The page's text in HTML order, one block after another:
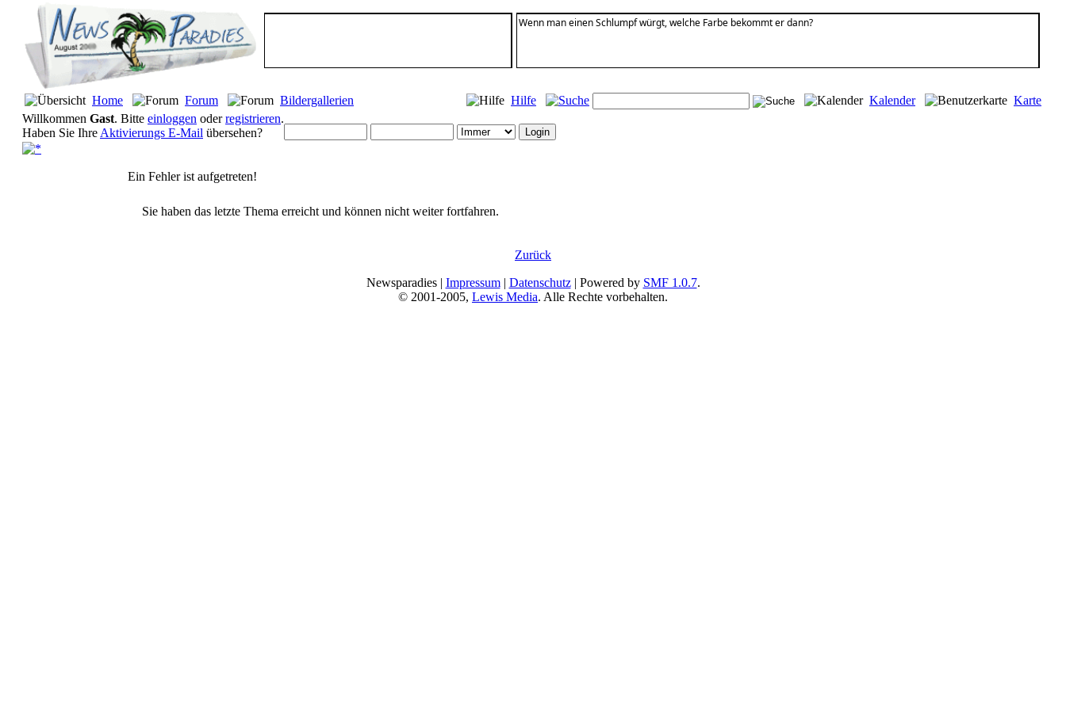
Wenn man einen Schlumpf würgt, welche Farbe bekommt er dann?
Home Forum Bildergallerien Hilfe Kalender
Karte
Willkommen Gast. Bitte einloggen oderregistrieren.
Haben Sie Ihre Aktivierungs E-Mail übersehen?
Ein Fehler ist aufgetreten!
Sie haben das letzte Thema erreicht und können nicht weiter fortfahren.
Zurück
Newsparadies | Impressum| Datenschutz| Powered by SMF 1.0.7.
© 2001-2005, Lewis Media. Alle Rechte vorbehalten.